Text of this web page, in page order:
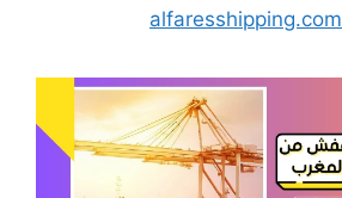
alfaresshipping.com